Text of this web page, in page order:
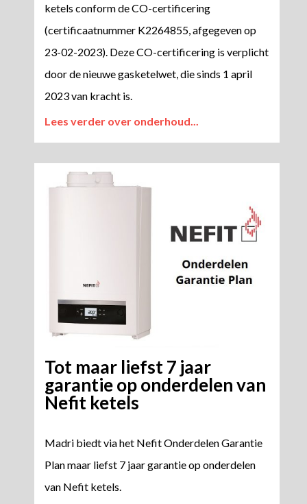
ketels conform de CO-certificering
(certificaatnummer K2264855, afgegeven op
23-02-2023). Deze CO-certificering is verplicht
door de nieuwe gasketelwet, die sinds 1 april
2023 van kracht is.
Lees verder over onderhoud...​
Tot maar liefst 7 jaar
garantie op onderdelen van
Nefit ketels
Madri biedt via het Nefit Onderdelen Garantie
Plan maar liefst 7 jaar garantie op onderdelen
van Nefit ketels.